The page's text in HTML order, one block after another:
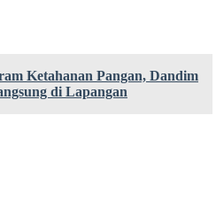
Ketahanan Pangan, Dandim
di Lapangan